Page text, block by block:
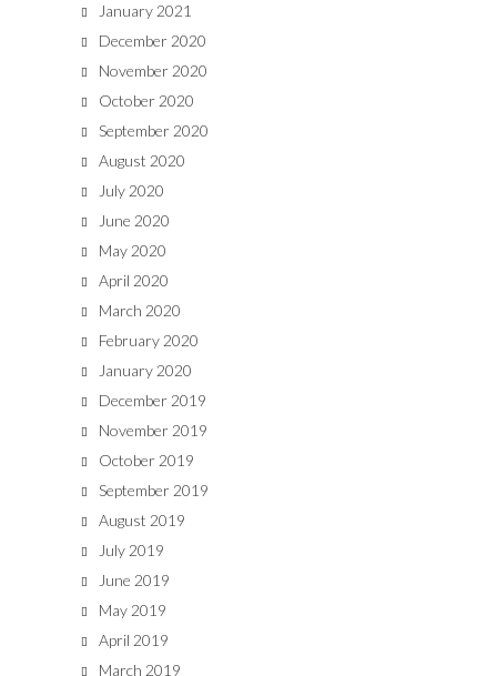
January 2021
December 2020
November 2020
October 2020
September 2020
August 2020
July 2020
June 2020
May 2020
April 2020
March 2020
February 2020
January 2020
December 2019
November 2019
October 2019
September 2019
August 2019
July 2019
June 2019
May 2019
April 2019
March 2019